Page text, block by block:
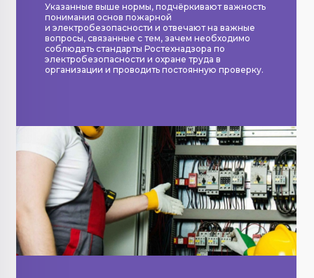
Указанные выше нормы, подчёркивают важность
понимания основ пожарной
и электробезопасности и отвечают на важные
вопросы, связанные с тем, зачем необходимо
соблюдать стандарты Ростехнадзора по
электробезопасности и охране труда в
организации и проводить постоянную проверку.